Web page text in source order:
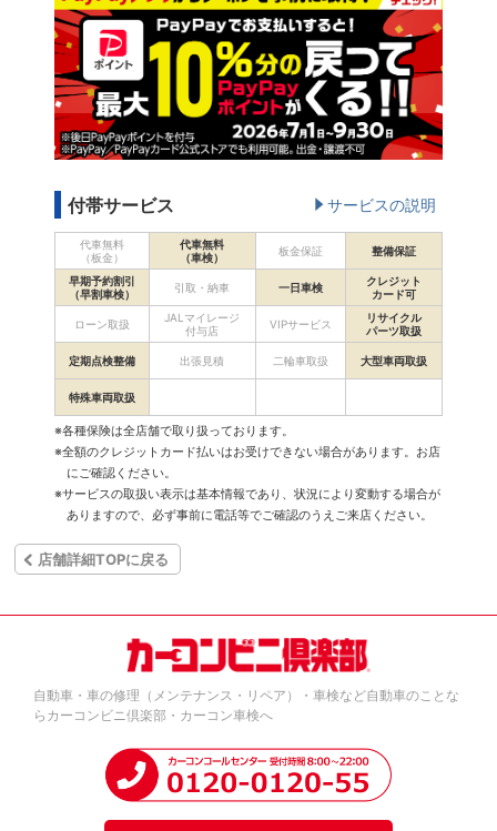
付帯サービス サービスの説明
代車無料
（板金）
代車無料
（車検）
板金保証 整備保証
早期予約割引
（早割車検）
引取・納車 一日車検
クレジット
カード可
ローン取扱
JALマイレージ
付与店
VIPサービス
リサイクル
パーツ取扱
定期点検整備 出張見積 二輪車取扱 大型車両取扱
特殊車両取扱
※各種保険は全店舗で取り扱っております。
※全額のクレジットカード払いはお受けできない場合があります。お店
にご確認ください。
※サービスの取扱い表示は基本情報であり、状況により変動する場合が
ありますので、必ず事前に電話等でご確認のうえご来店ください。
店舗詳細TOPに戻る
自動車・車の修理（メンテナンス・リペア）・車検など自動車のことな
らカーコンビニ倶楽部・カーコン車検へ